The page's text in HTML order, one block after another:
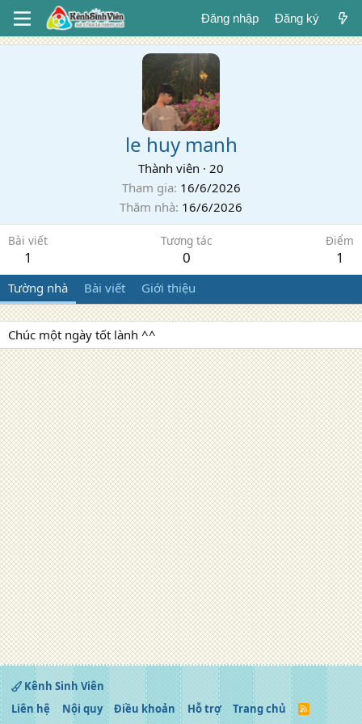
Đăng nhập Đăng ký
le huy manh
Thành viên · 20
Tham gia 16/6/2026
Thăm nhà 16/6/2026
Bài viết
1
Tương tác
0
Điểm
1
Tường nhà Bài viết Giới thiệu
Chúc một ngày tốt lành ^^
Kênh Sinh Viên
Liên hệ
Nội quy Điều khoản Hỗ trợ Trang chủ
R